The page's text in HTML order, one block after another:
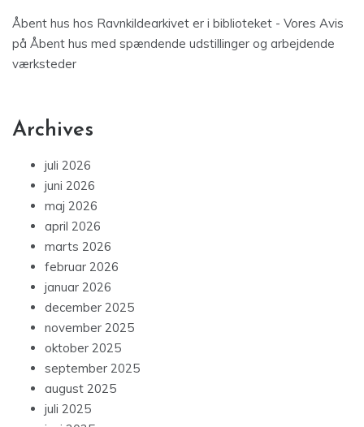
Åbent hus hos Ravnkildearkivet er i biblioteket - Vores Avis
på Åbent hus med spændende udstillinger og arbejdende
værksteder
Archives
juli 2026
juni 2026
maj 2026
april 2026
marts 2026
februar 2026
januar 2026
december 2025
november 2025
oktober 2025
september 2025
august 2025
juli 2025